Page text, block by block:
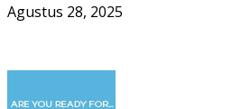
Agustus 28, 2025